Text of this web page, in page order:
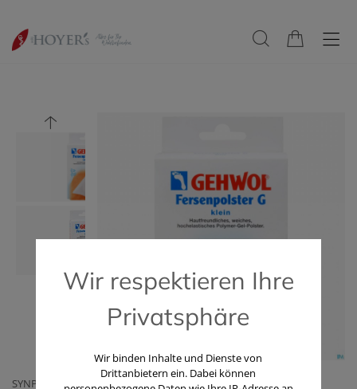
SYNPHARMA GMBH
Wir respektieren Ihre
Privatsphäre
Wir binden Inhalte und Dienste von
Drittanbietern ein. Dabei können